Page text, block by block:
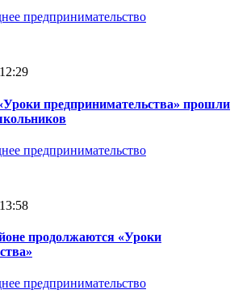
предпринимательство
предпринимательства» прошли
предпринимательство
продолжаются «Уроки
предпринимательство